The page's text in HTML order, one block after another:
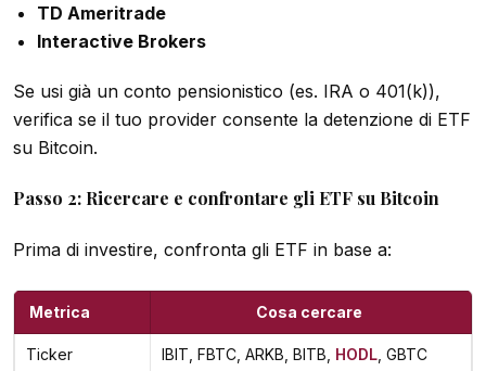
TD Ameritrade
Interactive Brokers
Se usi già un conto pensionistico (es. IRA o 401(k)),
verifica se il tuo provider consente la detenzione di ETF
su Bitcoin.
Passo 2: Ricercare e confrontare gli ETF su Bitcoin
Prima di investire, confronta gli ETF in base a:
Metrica Cosa cercare
Ticker IBIT, FBTC, ARKB, BITB, HODL , GBTC